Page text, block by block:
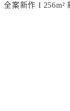
全案新作 I 256m²